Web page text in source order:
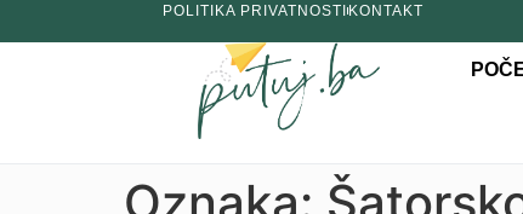
POLITIKA PRIVATNOSTIKONTAKT